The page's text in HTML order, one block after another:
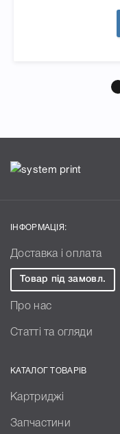
ІНФОРМАЦІЯ:
Доставка і оплата
Товар під замовл.
Про нас
Статті та огляди
КАТАЛОГ ТОВАРІВ
Картриджі
Запчастини